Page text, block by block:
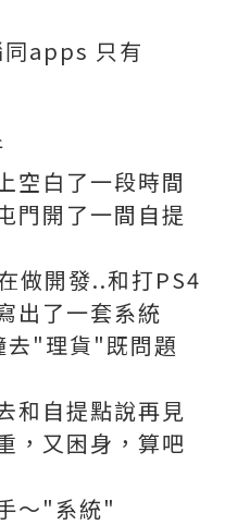
apps 只有
空白了一段時間
門開了一間自提
做開發..和打PS4
出了一套系統
去"理貨"既問題
和自提點說再見
，又困身，算吧
～"系統"